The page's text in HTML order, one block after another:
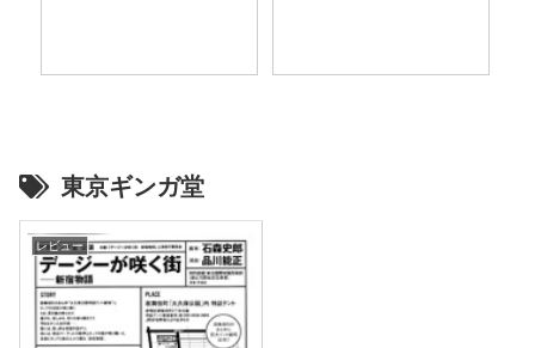
東京ギンガ堂
レビュー